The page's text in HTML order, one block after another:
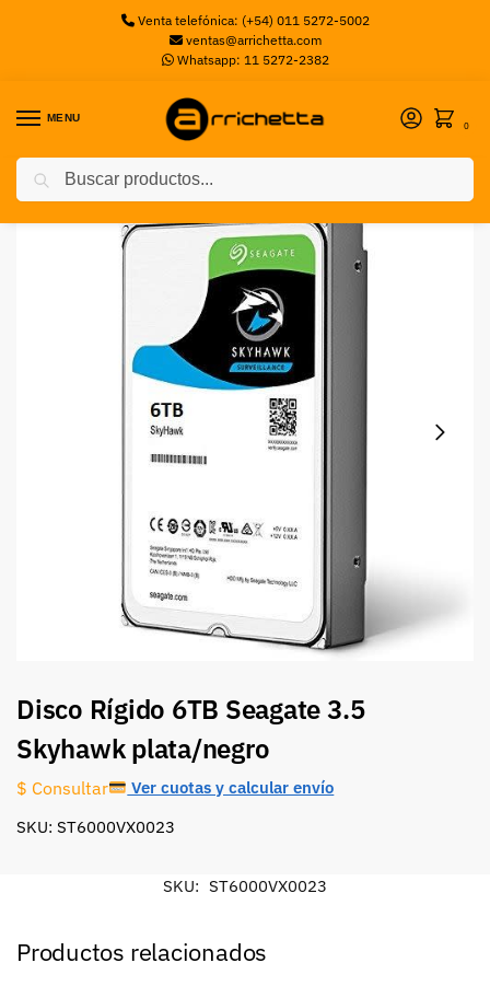
Venta telefónica: (+54) 011 5272-5002
ventas@arrichetta.com
Whatsapp: 11 5272-2382
MENU
0
Inicio Discos Servidor / Disco Rígido 6TB Seagate 3.5 Skyhawk plata/negro
Disco Rígido 6TB Seagate 3.5
Skyhawk plata/negro
$ Consultar Ver cuotas y calcular envío
SKU: ST6000VX0023
SKU: ST6000VX0023
Productos relacionados